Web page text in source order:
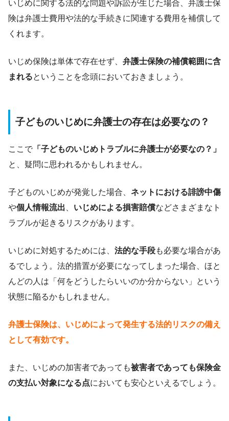
いじめに関する法的な問題や訴訟が生じた場合、弁護士保
険は弁護士費用や法的な手続きに関連する費用を補償して
くれます。
いじめ保険は単体で存在せず、 弁護士保険の補償範囲に含
まれるということを念頭においておきましょう。
子どものいじめに弁護士の存在は必要なの？
ここで 「子どものいじめトラブルに弁護士が必要なの？」
と、疑問に思われるかもしれません。
子どものいじめが発覚した場合、 ネットにおける誹謗中傷
や個人情報流出 いじめによる損害賠償などさまざまなト
ラブルが起きるリスクがあります。
いじめに対処するためには、 法的な手段も必要な場合があ
るでしょう。法的措置が必要になってしまった場合、ほと
んどの人は「何をどうしたらいいのか分からない」という
状態に陥るかもしれません。
弁護士保険は、いじめによって発生する法的リスクの備え
として有効です。
また、いじめの加害者であっても被害者であっても保険金
の支払い対象になる点においても安心といえるでしょう。